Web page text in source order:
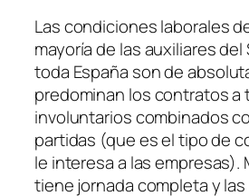
Las condiciones laborales
mayoría de las auxiliares del
toda España son de
predominan los contratos a
involuntarios combinados
partidas (que es el tipo de
le interesa a las empresas).
tiene jornada completa y